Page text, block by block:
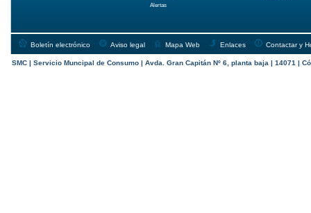
Alertas
Boletín electrónico Aviso legal Mapa Web Enlaces Contactar y
SMC | Servicio Muncipal de Consumo | Avda. Gran Capitán Nº 6, planta baja | 14071 |